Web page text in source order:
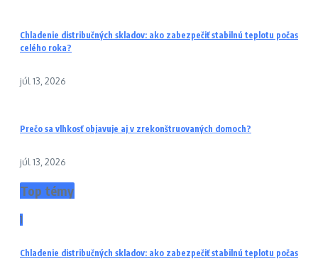
Chladenie distribučných skladov: ako zabezpečiť stabilnú teplotu počas
celého roka?
júl 13, 2026
Prečo sa vlhkosť objavuje aj v zrekonštruovaných domoch?
júl 13, 2026
Top témy
1
Chladenie distribučných skladov: ako zabezpečiť stabilnú teplotu počas